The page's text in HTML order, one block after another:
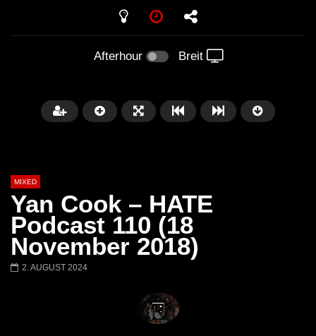
Afterhour Breit
Später
MIXED
Yan Cook – HATE
Podcast 110 (18
November 2018)
2. AUGUST 2024